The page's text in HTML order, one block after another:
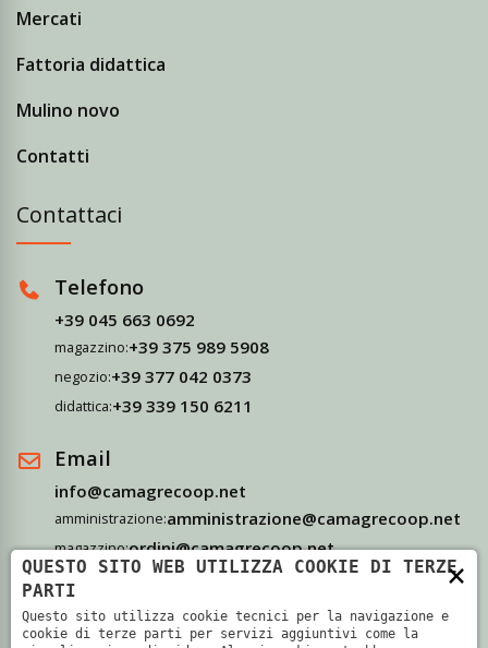
Mercati
Fattoria didattica
Mulino novo
Contatti
Contattaci
Telefono
+39 045 663 0692
magazzino:+39 375 989 5908
negozio:+39 377 042 0373
didattica:+39 339 150 6211
Email
info@camagrecoop.net
amministrazione:amministrazione@camagrecoop.net
magazzino:ordini@camagrecoop.net
didattica:didattica@camagrecoop.net
Indirizzo
×
QUESTO SITO WEB UTILIZZA COOKIE DI TERZE
PARTI
Questo sito utilizza cookie tecnici per la navigazione e
cookie di terze parti per servizi aggiuntivi come la